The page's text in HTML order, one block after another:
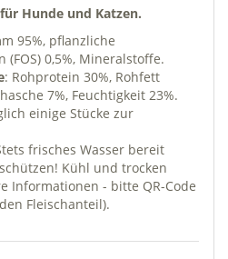
Hunde und Katzen.
95%, pflanzliche
0,5%, Mineralstoffe.
: Rohprotein 30%, Rohfett
7%, Feuchtigkeit 23%.
einige Stücke zur
frisches Wasser bereit
Kühl und trocken
Informationen - bitte QR-Code
den Fleischanteil).